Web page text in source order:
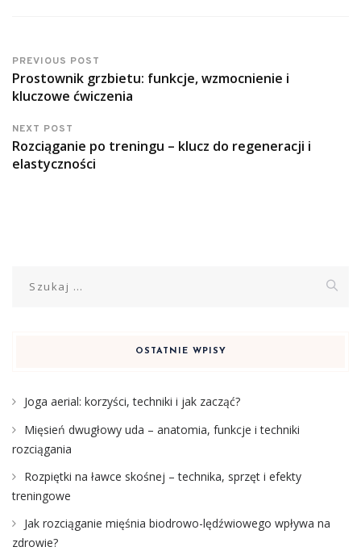
PREVIOUS POST
Prostownik grzbietu: funkcje, wzmocnienie i
kluczowe ćwiczenia
NEXT POST
Rozciąganie po treningu – klucz do regeneracji i
elastyczności
OSTATNIE WPISY
Joga aerial: korzyści, techniki i jak zacząć?
Mięsień dwugłowy uda – anatomia, funkcje i techniki
rozciągania
Rozpiętki na ławce skośnej – technika, sprzęt i efekty
treningowe
Jak rozciąganie mięśnia biodrowo-lędźwiowego wpływa na
zdrowie?